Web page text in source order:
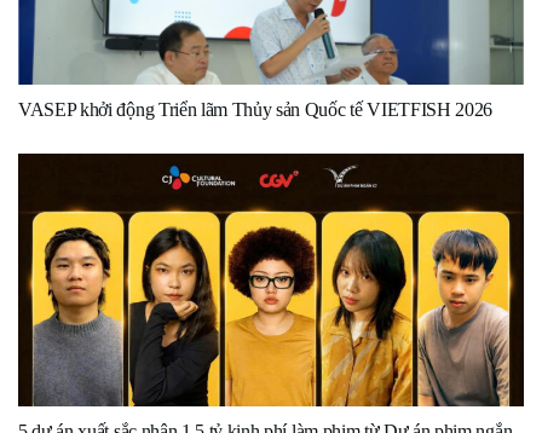
VASEP khởi động Triển lãm Thủy sản Quốc tế VIETFISH 2026